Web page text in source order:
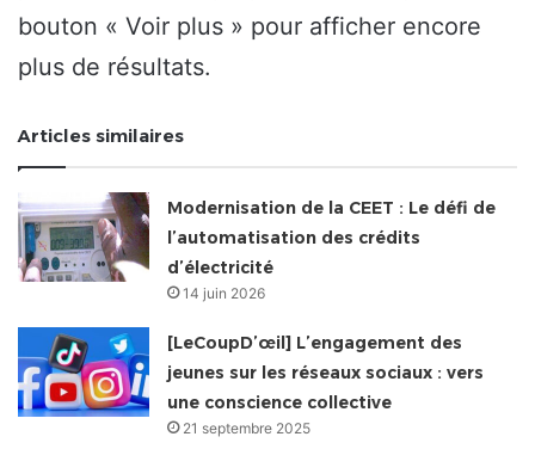
bouton « Voir plus » pour afficher encore
plus de résultats.
Articles similaires
Modernisation de la CEET : Le défi de
l’automatisation des crédits
d’électricité
14 juin 2026
[LeCoupD’œil] L’engagement des
jeunes sur les réseaux sociaux : vers
une conscience collective
21 septembre 2025